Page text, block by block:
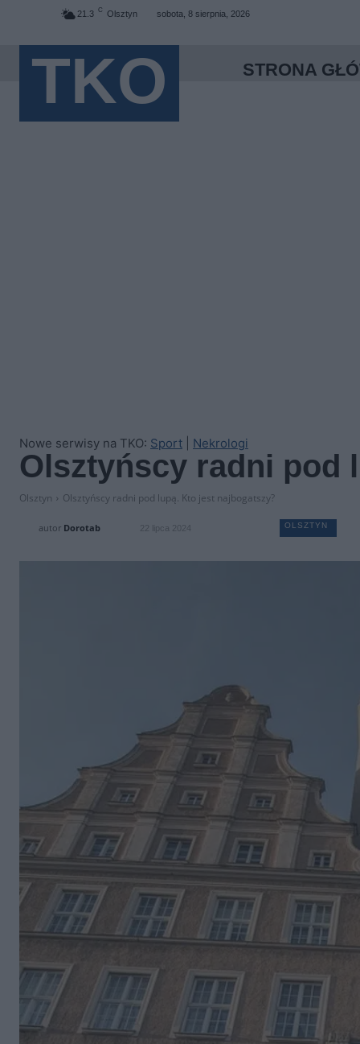
21.3 C Olsztyn sobota, 8 sierpnia, 2026
TKO STRONA
Nowe serwisy na TKO: Sport Nekrologi
Olsztyńscy radni pod
Olsztyn Olsztyńscy radni pod lupą. Kto jest najbogatszy?
autor Dorotab 22 lipca 2024 OLSZTYN